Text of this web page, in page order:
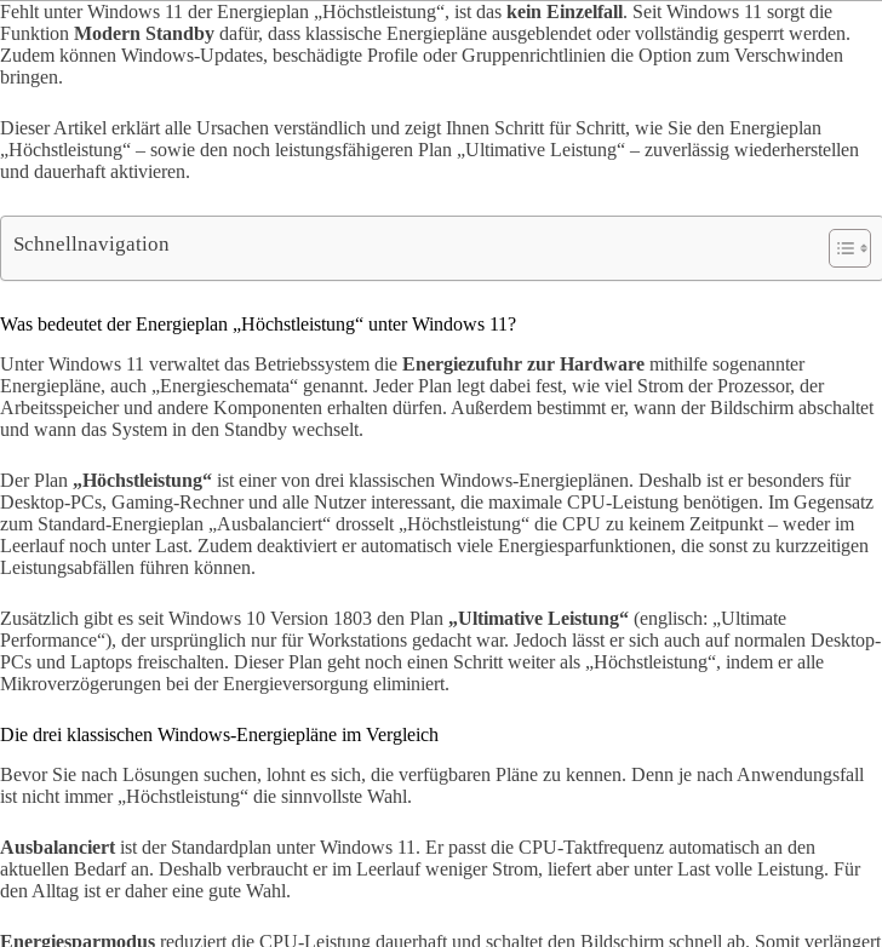
Fehlt unter Windows 11 der Energieplan „Höchstleistung“, ist das kein Einzelfall. Seit Windows 11 sorgt die
Funktion Modern Standby dafür, dass klassische Energiepläne ausgeblendet oder vollständig gesperrt werden.
Zudem können Windows-Updates, beschädigte Profile oder Gruppenrichtlinien die Option zum Verschwinden
bringen.
Dieser Artikel erklärt alle Ursachen verständlich und zeigt Ihnen Schritt für Schritt, wie Sie den Energieplan
„Höchstleistung“ – sowie den noch leistungsfähigeren Plan „Ultimative Leistung“ – zuverlässig wiederherstellen
und dauerhaft aktivieren.
Schnellnavigation
Was bedeutet der Energieplan „Höchstleistung“ unter Windows 11?
Unter Windows 11 verwaltet das Betriebssystem die Energiezufuhr zur Hardware mithilfe sogenannter
Energiepläne, auch „Energieschemata“ genannt. Jeder Plan legt dabei fest, wie viel Strom der Prozessor, der
Arbeitsspeicher und andere Komponenten erhalten dürfen. Außerdem bestimmt er, wann der Bildschirm abschaltet
und wann das System in den Standby wechselt.
Der Plan „Höchstleistung“ ist einer von drei klassischen Windows-Energieplänen. Deshalb ist er besonders für
Desktop-PCs, Gaming-Rechner und alle Nutzer interessant, die maximale CPU-Leistung benötigen. Im Gegensatz
zum Standard-Energieplan „Ausbalanciert“ drosselt „Höchstleistung“ die CPU zu keinem Zeitpunkt – weder im
Leerlauf noch unter Last. Zudem deaktiviert er automatisch viele Energiesparfunktionen, die sonst zu kurzzeitigen
Leistungsabfällen führen können.
Zusätzlich gibt es seit Windows 10 Version 1803 den Plan „Ultimative Leistung“ (englisch: „Ultimate
Performance“), der ursprünglich nur für Workstations gedacht war. Jedoch lässt er sich auch auf normalen Desktop-
PCs und Laptops freischalten. Dieser Plan geht noch einen Schritt weiter als „Höchstleistung“, indem er alle
Mikroverzögerungen bei der Energieversorgung eliminiert.
Die drei klassischen Windows-Energiepläne im Vergleich
Bevor Sie nach Lösungen suchen, lohnt es sich, die verfügbaren Pläne zu kennen. Denn je nach Anwendungsfall
ist nicht immer „Höchstleistung“ die sinnvollste Wahl.
Ausbalanciert ist der Standardplan unter Windows 11. Er passt die CPU-Taktfrequenz automatisch an den
aktuellen Bedarf an. Deshalb verbraucht er im Leerlauf weniger Strom, liefert aber unter Last volle Leistung. Für
den Alltag ist er daher eine gute Wahl.
Energiesparmodus reduziert die CPU-Leistung dauerhaft und schaltet den Bildschirm schnell ab. Somit verlängert